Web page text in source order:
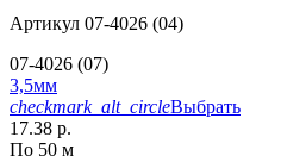
Артикул 07-4026 (04)
07-4026 (07)
3,5мм
checkmark_alt_circleВыбрать
17.38 р.
По 50 м